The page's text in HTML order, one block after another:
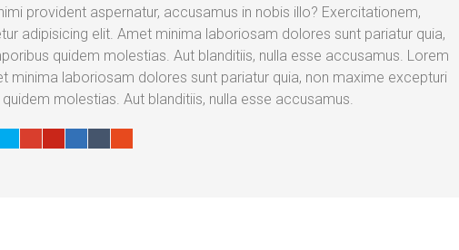
provident aspernatur, accusamus in nobis illo? Exercitationem,
adipisicing elit. Amet minima laboriosam dolores sunt pariatur quia,
quidem molestias. Aut blanditiis, nulla esse accusamus. Lorem
laboriosam dolores sunt pariatur quia, non maxime excepturi
molestias. Aut blanditiis, nulla esse accusamus.